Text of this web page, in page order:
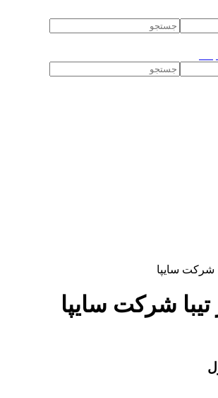
شرکت سایپا
تیبا شرکت سایپا